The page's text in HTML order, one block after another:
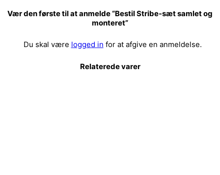
Vær den første til at anmelde “Bestil Stribe-sæt samlet og
monteret”
Du skal være logged in for at afgive en anmeldelse.
Relaterede varer